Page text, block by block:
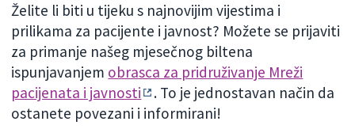
Želite li biti u tijeku s najnovijim vijestima i
prilikama za pacijente i javnost? Možete se prijaviti
za primanje našeg mjesečnog biltena
ispunjavanjem obrasca za pridruživanje Mreži
pacijenata i javnosti
. To je jednostavan način da
ostanete povezani i informirani!